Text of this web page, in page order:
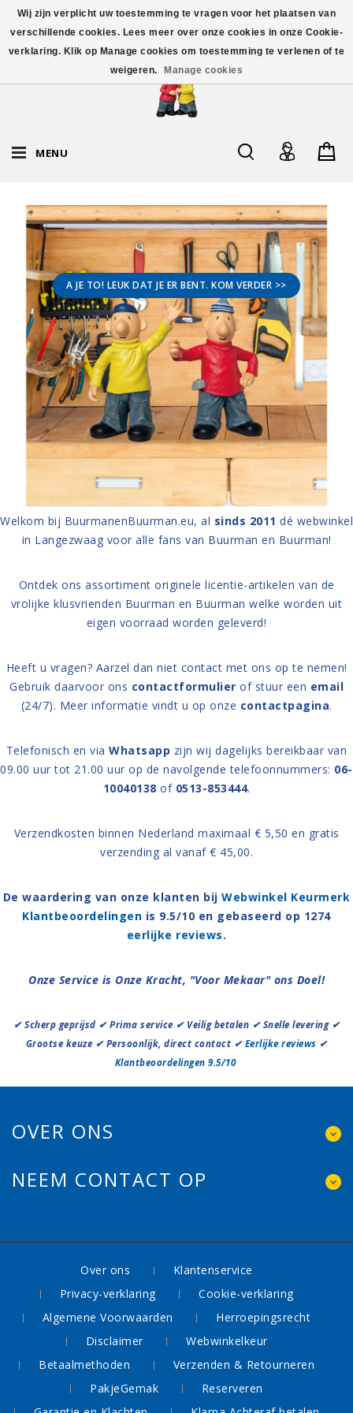
MENU
A JE TO! LEUK DAT JE ER BENT. KOM VERDER >>
Welkom bij BuurmanenBuurman.eu, al sinds 2011 dé webwinkel
in Langezwaag voor alle fans van Buurman en Buurman!
Ontdek ons assortiment originele licentie-artikelen van de
vrolijke klusvrienden Buurman en Buurman welke worden uit
eigen voorraad worden geleverd!
Heeft u vragen? Aarzel dan niet contact met ons op te nemen!
Gebruik daarvoor ons contactformulier of stuur een email
(24/7). Meer informatie vindt u op onze contactpagina.
Telefonisch en viaWhatsapp zijn wij dagelijks bereikbaar van
09.00 uur tot 21.00 uur op de navolgende telefoonnummers: 06-
10040138 of 0513-853444.
Verzendkosten binnen Nederland maximaal € 5,50 en gratis
verzending al vanaf € 45,00.
De waardering van onze klanten bijWebwinkel Keurmerk
Klantbeoordelingen is 9.5/10 en gebaseerd op 1274
eerlijke reviews.
Onze Service is Onze Kracht, "Voor Mekaar" ons Doel!
✔ Scherp geprijsd ✔ Prima service ✔ Veilig betalen ✔ Snelle levering ✔
Grootse keuze ✔ Persoonlijk, direct contact ✔ Eerlijke reviews ✔
Klantbeoordelingen 9.5/10
OVER ONS
NEEM CONTACT OP
Over ons
Klantenservice
Privacy-verklaring
Cookie-verklaring
Algemene Voorwaarden
Herroepingsrecht
Disclaimer
Webwinkelkeur
Betaalmethoden
Verzenden & Retourneren
PakjeGemak
Reserveren
Wij zijn verplicht uw toestemming te vragen voor het plaatsen van
verschillende cookies. Lees meer over onze cookies in onze Cookie-
verklaring. Klik op Manage cookies om toestemming te verlenen of te
weigeren.
Manage cookies